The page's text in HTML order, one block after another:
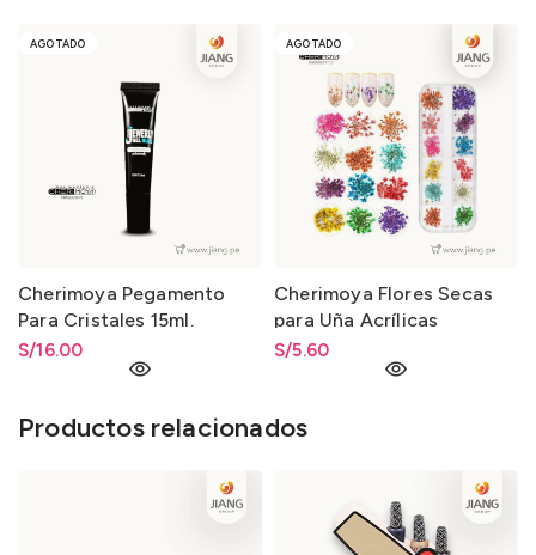
AGOTADO
Cherimoya Pegamento
Para Cristales 15ml.
S/16.00
AGOTADO
Cherimoya Flores Secas
para Uña Acrílicas
S/5.60
Productos relacionados